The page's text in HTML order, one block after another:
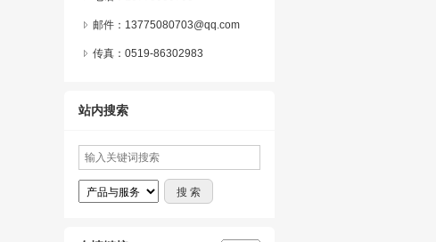
邮件：13775080703@qq.com
传真：0519-86302983
站内搜索